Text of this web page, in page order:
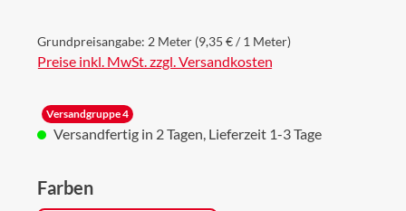
Grundpreisangabe: 2 Meter (9,35 € / 1 Meter)
Preise inkl. MwSt. zzgl. Versandkosten
Versandgruppe 4
Versandfertig in 2 Tagen, Lieferzeit 1-3 Tage
Farbenauswählen